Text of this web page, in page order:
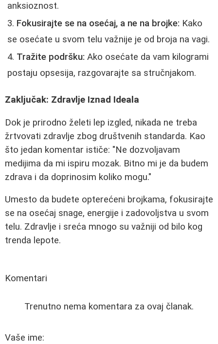
anksioznost.
Fokusirajte se na osećaj, a ne na brojke: Kako
se osećate u svom telu važnije je od broja na vagi.
Tražite podršku: Ako osećate da vam kilogrami
postaju opsesija, razgovarajte sa stručnjakom.
Zaključak: Zdravlje Iznad Ideala
Dok je prirodno želeti lep izgled, nikada ne treba
žrtvovati zdravlje zbog društvenih standarda. Kao
što jedan komentar ističe: "Ne dozvoljavam
medijima da mi ispiru mozak. Bitno mi je da budem
zdrava i da doprinosim koliko mogu."
Umesto da budete opterećeni brojkama, fokusirajte
se na osećaj snage, energije i zadovoljstva u svom
telu. Zdravlje i sreća mnogo su važniji od bilo kog
trenda lepote.
Komentari
Trenutno nema komentara za ovaj članak.
Vaše ime: